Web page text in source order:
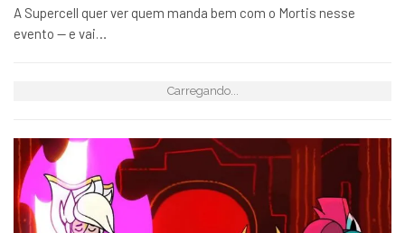
A Supercell quer ver quem manda bem com o Mortis nesse
evento — e vai…
Carregando...